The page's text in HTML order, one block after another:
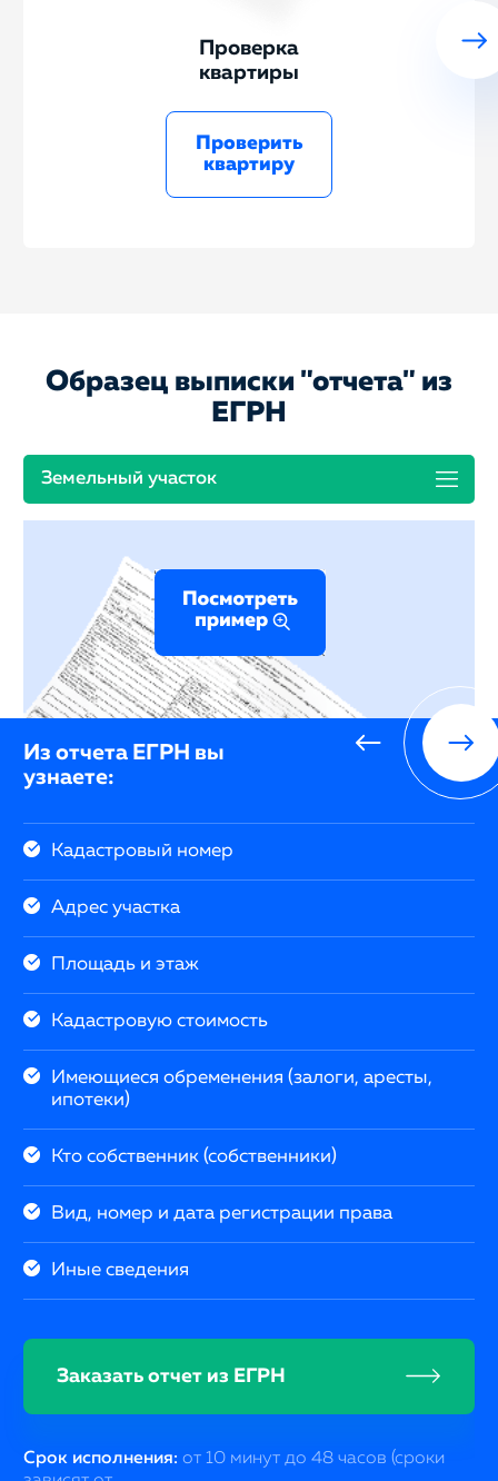
Проверка
квартиры
Проверить
квартиру
Образец выписки "отчета" из
ЕГРН
Земельный участок
Из отчета ЕГРН вы
узнаете:
Кадастровый номер
Адрес участка
Площадь и этаж
Кадастровую стоимость
Имеющиеся обременения (залоги, аресты,
ипотеки)
Кто собственник (собственники)
Вид, номер и дата регистрации права
Иные сведения
Заказать отчет из ЕГРН
Срок исполнения: от 10 минут до 48 часов (сроки